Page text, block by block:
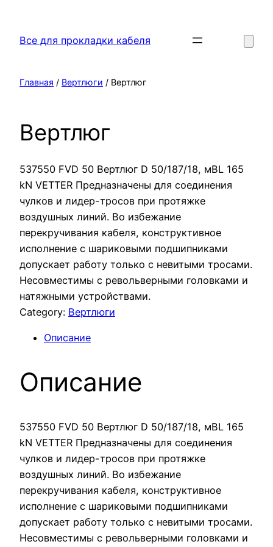
содержимому
Все для прокладки кабеля
Главная / Вертлюги / Вертлюг
Вертлюг
537550 FVD 50 Вертлюг D 50/187/18, мBL 165
kN VETTER Предназначены для соединения
чулков и лидер-тросов при протяжке
воздушных линий. Во избежание
перекручивания кабеля, конструктивное
исполнение с шариковыми подшипниками
допускает работу только с невитыми тросами.
Несовместимы с револьверными головками и
натяжными устройствами.
Category: Вертлюги
Описание
Описание
537550 FVD 50 Вертлюг D 50/187/18, мBL 165
kN VETTER Предназначены для соединения
чулков и лидер-тросов при протяжке
воздушных линий. Во избежание
перекручивания кабеля, конструктивное
исполнение с шариковыми подшипниками
допускает работу только с невитыми тросами.
Несовместимы с револьверными головками и